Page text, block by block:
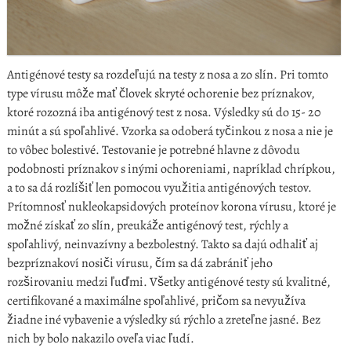
Antigénové testy sa rozdeľujú na testy z nosa a zo slín. Pri tomto
type vírusu môže mať človek skryté ochorenie bez príznakov,
ktoré rozozná iba antigénový test z nosa. Výsledky sú do 15- 20
minút a sú spoľahlivé. Vzorka sa odoberá tyčinkou z nosa a nie je
to vôbec bolestivé. Testovanie je potrebné hlavne z dôvodu
podobnosti príznakov s inými ochoreniami, napríklad chrípkou,
a to sa dá rozlíšiť len pomocou využitia antigénových testov.
Prítomnosť nukleokapsidových proteínov korona vírusu, ktoré je
možné získať zo slín, preukáže antigénový test, rýchly a
spoľahlivý, neinvazívny a bezbolestný. Takto sa dajú odhaliť aj
bezpríznakoví nosiči vírusu, čím sa dá zabrániť jeho
rozširovaniu medzi ľuďmi. Všetky antigénové testy sú kvalitné,
certifikované a maximálne spoľahlivé, pričom sa nevyužíva
žiadne iné vybavenie a výsledky sú rýchlo a zreteľne jasné. Bez
nich by bolo nakazilo oveľa viac ľudí.